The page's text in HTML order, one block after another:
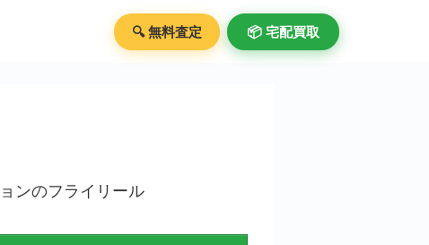
🔍 無料査定 📦️ 宅配買取
ンのフライリール